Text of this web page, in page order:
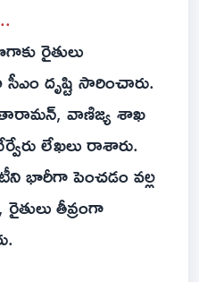
రైతులు
దృష్టి సారించారు.
సీతారామన్, వాణిజ్య శాఖ
లేఖలు రాశారు.
భారీగా పెంచడం వల్ల
తీవ్రంగా